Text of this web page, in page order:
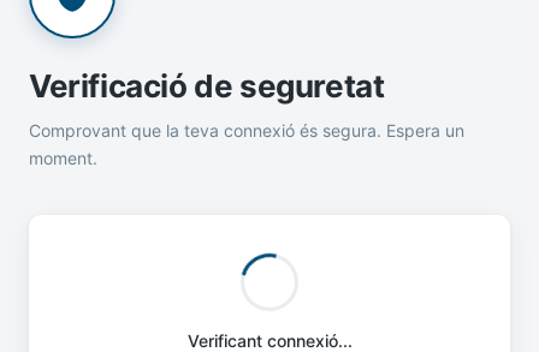
Verificació de seguretat
Comprovant que la teva connexió és segura. Espera un
moment.
Verificant connexió...